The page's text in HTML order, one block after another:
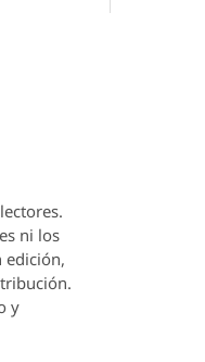
ni los
edición,
y